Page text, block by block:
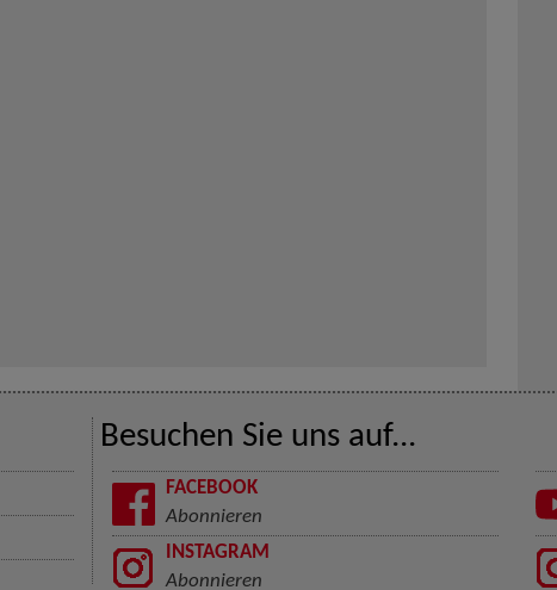
Besuchen Sie uns auf...
FACEBOOK
Abonnieren
INSTAGRAM
Abonnieren